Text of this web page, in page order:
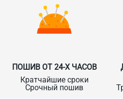
ПОШИВ ОТ 24-Х ЧАСОВ
Кратчайшие сроки
Срочный пошив